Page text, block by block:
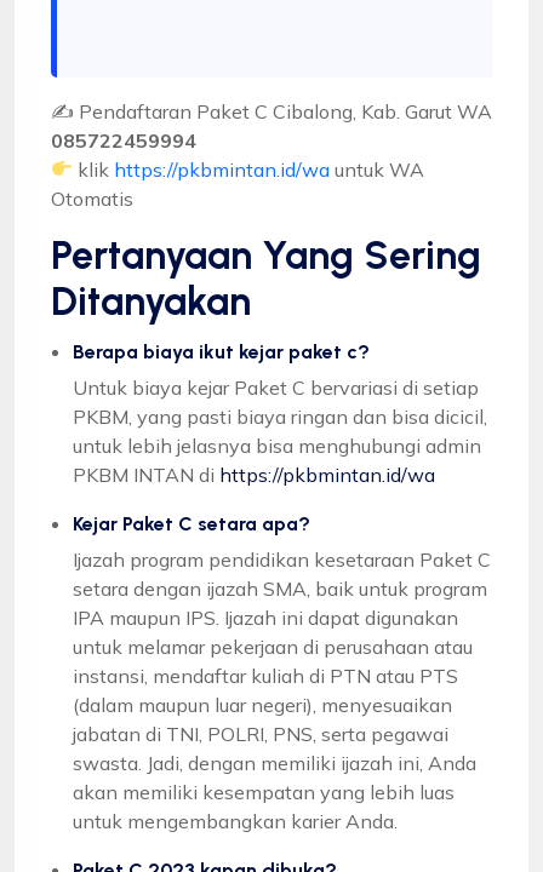
✍ Pendaftaran Paket C Cibalong, Kab. Garut WA
085722459994
klik https://pkbmintan.id/wa untuk WA
Otomatis
Pertanyaan Yang Sering
Ditanyakan
Berapa biaya ikut kejar paket c?
Untuk biaya kejar Paket C bervariasi di setiap
PKBM, yang pasti biaya ringan dan bisa dicicil,
untuk lebih jelasnya bisa menghubungi admin
PKBM INTAN di https://pkbmintan.id/wa
Kejar Paket C setara apa?
Ijazah program pendidikan kesetaraan Paket C
setara dengan ijazah SMA, baik untuk program
IPA maupun IPS. Ijazah ini dapat digunakan
untuk melamar pekerjaan di perusahaan atau
instansi, mendaftar kuliah di PTN atau PTS
(dalam maupun luar negeri), menyesuaikan
jabatan di TNI, POLRI, PNS, serta pegawai
swasta. Jadi, dengan memiliki ijazah ini, Anda
akan memiliki kesempatan yang lebih luas
untuk mengembangkan karier Anda.